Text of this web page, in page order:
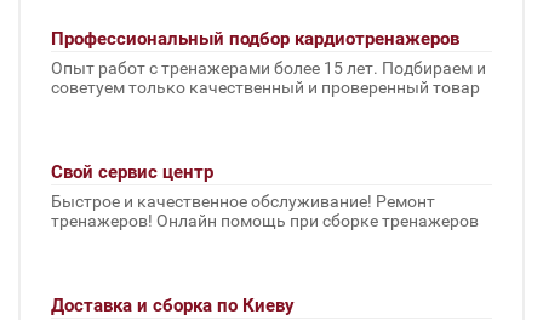
Профессиональный подбор кардиотренажеров
Опыт работ с тренажерами более 15 лет. Подбираем и
советуем только качественный и проверенный товар
Свой сервис центр
Быстрое и качественное обслуживание! Ремонт
тренажеров! Онлайн помощь при сборке тренажеров
Доставка и сборка по Киеву